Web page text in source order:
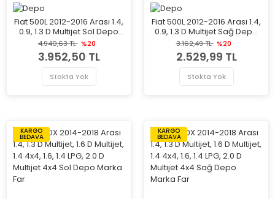
Fiat 500L 2012-2016 Arası 1.4,
0.9, 1.3 D Multijet Sol Depo
Marka Far
4.940,63 TL %20
3.952,50 TL
Stokta Yok
Fiat 500L 2012-2016 Arası 1.4,
0.9, 1.3 D Multijet Sağ Depo
Marka Far
3.162,49 TL %20
2.529,99 TL
Stokta Yok
KARGO
BEDAVA
KARGO
BEDAVA